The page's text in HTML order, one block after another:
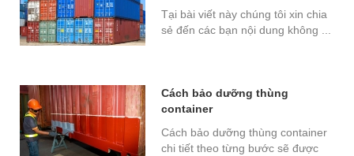
Tại bài viết này chúng tôi xin chia
sẻ đến các bạn nội dung không ...
Cách bảo dưỡng thùng
container
Cách bảo dưỡng thùng container
chi tiết theo từng bước sẽ được